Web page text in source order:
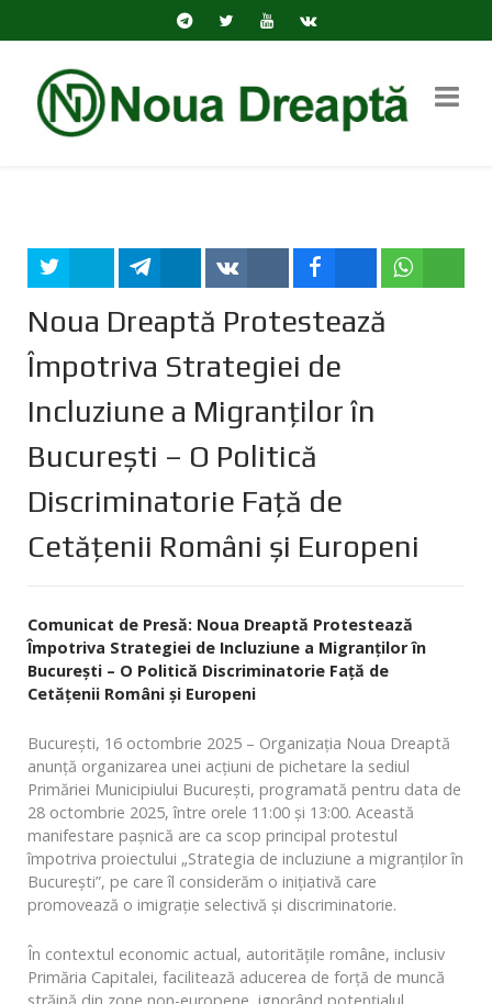
Noua Dreaptă Protestează
Împotriva Strategiei de
Incluziune a Migranților în
București – O Politică
Discriminatorie Față de
Cetățenii Români și Europeni
Comunicat de Presă: Noua Dreaptă Protestează
Împotriva Strategiei de Incluziune a Migranților în
București – O Politică Discriminatorie Față de
Cetățenii Români și Europeni
București, 16 octombrie 2025 – Organizația Noua Dreaptă
anunță organizarea unei acțiuni de pichetare la sediul
Primăriei Municipiului București, programată pentru data de
28 octombrie 2025, între orele 11:00 și 13:00. Această
manifestare pașnică are ca scop principal protestul
împotriva proiectului „Strategia de incluziune a migranților în
București”, pe care îl considerăm o inițiativă care
promovează o imigrație selectivă și discriminatorie.
În contextul economic actual, autoritățile române, inclusiv
Primăria Capitalei, facilitează aducerea de forță de muncă